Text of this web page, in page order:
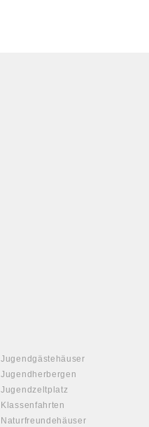
Jugendgästehäuser
Jugendherbergen
Jugendzeltplatz
Klassenfahrten
Naturfreundehäuser